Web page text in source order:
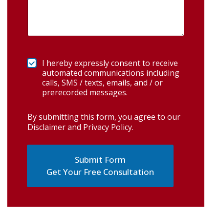
I hereby expressly consent to receive
automated communications including
calls, SMS / texts, emails, and / or
prerecorded messages.
By submitting this form, you agree to our
Disclaimer and Privacy Policy.
Get Your Free Consultation